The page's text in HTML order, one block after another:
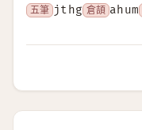
五筆 jthg 倉頡 ahum